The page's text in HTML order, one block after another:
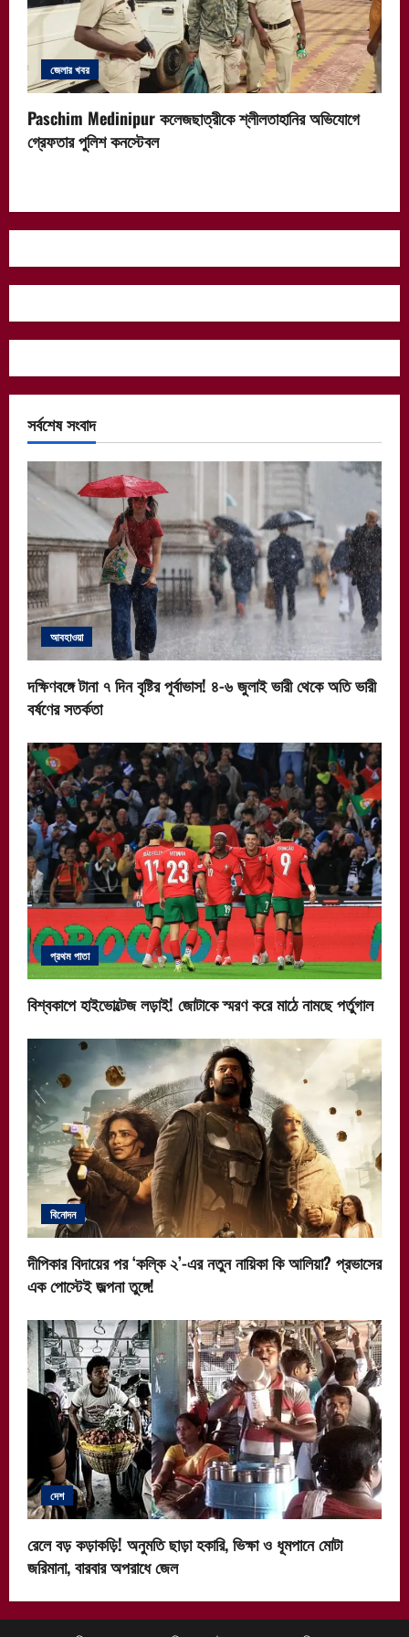
জেলার খবর
Paschim Medinipur কলেজছাত্রীকে শ্লীলতাহানির অভিযোগে
গ্রেফতার পুলিশ কনস্টেবল
সর্বশেষ সংবাদ
আবহাওয়া
দক্ষিণবঙ্গে টানা ৭ দিন বৃষ্টির পূর্বাভাস! ৪-৬ জুলাই ভারী থেকে অতি ভারী
বর্ষণের সতর্কতা
প্রথম পাতা
বিশ্বকাপে হাইভোল্টেজ লড়াই! জোটাকে স্মরণ করে মাঠে নামছে পর্তুগাল
বিনোদন
দীপিকার বিদায়ের পর ‘কল্কি ২’-এর নতুন নায়িকা কি আলিয়া? প্রভাসের
এক পোস্টেই জল্পনা তুঙ্গে!
দেশ
রেলে বড় কড়াকড়ি! অনুমতি ছাড়া হকারি, ভিক্ষা ও ধূমপানে মোটা
জরিমানা, বারবার অপরাধে জেল